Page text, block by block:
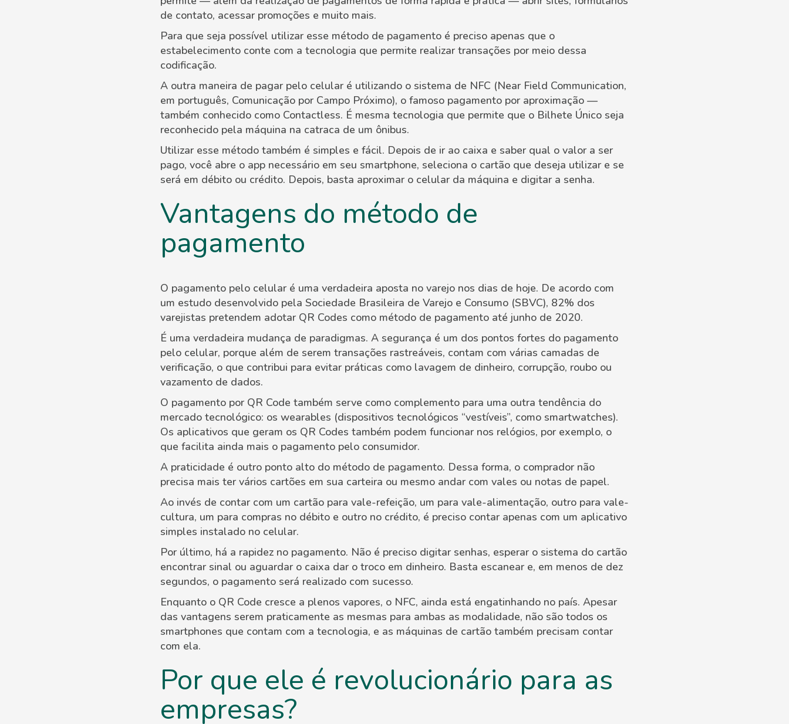
de contato, acessar promoções e muito mais.
Para que seja possível utilizar esse método de pagamento é preciso apenas que o
estabelecimento conte com a tecnologia que permite realizar transações por meio dessa
codificação.
A outra maneira de pagar pelo celular é utilizando o sistema de NFC (Near Field Communication,
em português, Comunicação por Campo Próximo), o famoso pagamento por aproximação —
também conhecido como Contactless. É mesma tecnologia que permite que o Bilhete Único seja
reconhecido pela máquina na catraca de um ônibus.
Utilizar esse método também é simples e fácil. Depois de ir ao caixa e saber qual o valor a ser
pago, você abre o app necessário em seu smartphone, seleciona o cartão que deseja utilizar e se
será em débito ou crédito. Depois, basta aproximar o celular da máquina e digitar a senha.
Vantagens do método de
pagamento
O pagamento pelo celular é uma verdadeira aposta no varejo nos dias de hoje. De acordo com
um estudo desenvolvido pela Sociedade Brasileira de Varejo e Consumo (SBVC), 82% dos
varejistas pretendem adotar QR Codes como método de pagamento até junho de 2020.
É uma verdadeira mudança de paradigmas. A segurança é um dos pontos fortes do pagamento
pelo celular, porque além de serem transações rastreáveis, contam com várias camadas de
verificação, o que contribui para evitar práticas como lavagem de dinheiro, corrupção, roubo ou
vazamento de dados.
O pagamento por QR Code também serve como complemento para uma outra tendência do
mercado tecnológico: os wearables (dispositivos tecnológicos “vestíveis”, como smartwatches).
Os aplicativos que geram os QR Codes também podem funcionar nos relógios, por exemplo, o
que facilita ainda mais o pagamento pelo consumidor.
A praticidade é outro ponto alto do método de pagamento. Dessa forma, o comprador não
precisa mais ter vários cartões em sua carteira ou mesmo andar com vales ou notas de papel.
Ao invés de contar com um cartão para vale-refeição, um para vale-alimentação, outro para vale-
cultura, um para compras no débito e outro no crédito, é preciso contar apenas com um aplicativo
simples instalado no celular.
Por último, há a rapidez no pagamento. Não é preciso digitar senhas, esperar o sistema do cartão
encontrar sinal ou aguardar o caixa dar o troco em dinheiro. Basta escanear e, em menos de dez
segundos, o pagamento será realizado com sucesso.
Enquanto o QR Code cresce a plenos vapores, o NFC, ainda está engatinhando no país. Apesar
das vantagens serem praticamente as mesmas para ambas as modalidade, não são todos os
smartphones que contam com a tecnologia, e as máquinas de cartão também precisam contar
com ela.
Por que ele é revolucionário para as
empresas?